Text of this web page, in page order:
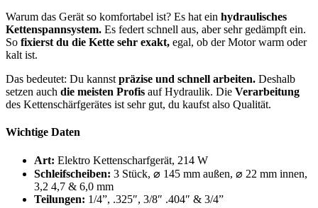
Warum das Gerät so komfortabel ist? Es hat ein hydraulisches
Kettenspannsystem. Es federt schnell aus, aber sehr gedämpft ein.
So fixierst du die Kette sehr exakt, egal, ob der Motor warm oder
kalt ist.
Das bedeutet: Du kannst präzise und schnell arbeiten. Deshalb
setzen auch die meisten Profis auf Hydraulik. Die Verarbeitung
des Kettenschärfgerätes ist sehr gut, du kaufst also Qualität.
Wichtige Daten
Art: Elektro Kettenscharfgerät, 214 W
Schleifscheiben: 3 Stück, ⌀ 145 mm außen, ⌀ 22 mm innen,
3,2 4,7 & 6,0 mm
Teilungen: 1/4”, .325″, 3/8″ .404″ & 3/4”